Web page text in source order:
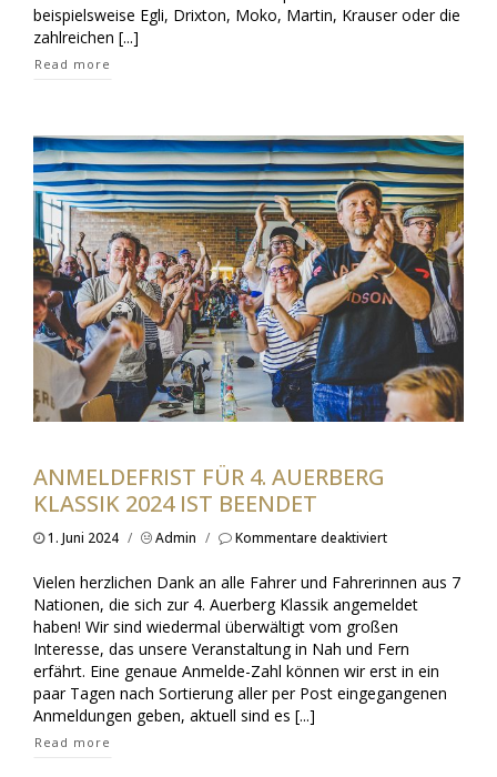
beispielsweise Egli, Drixton, Moko, Martin, Krauser oder die
zahlreichen [...]
Read more
ANMELDEFRIST FÜR 4. AUERBERG
KLASSIK 2024 IST BEENDET
1. Juni 2024 / Admin / Kommentare deaktiviertfür
4.
Auerberg
Klassik
2024
ist
beendet
Vielen herzlichen Dank an alle Fahrer und Fahrerinnen aus 7
Nationen, die sich zur 4. Auerberg Klassik angemeldet
haben! Wir sind wiedermal überwältigt vom großen
Interesse, das unsere Veranstaltung in Nah und Fern
erfährt. Eine genaue Anmelde-Zahl können wir erst in ein
paar Tagen nach Sortierung aller per Post eingegangenen
Anmeldungen geben, aktuell sind es [...]
Read more